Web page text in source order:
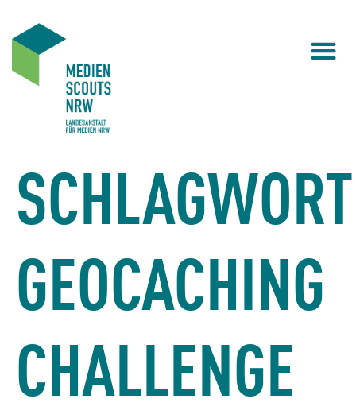
GEOCACHING
CHALLENGE